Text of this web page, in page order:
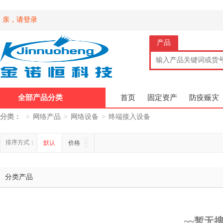
亲，请登录
产品
全部产品分类 首页 固定资产 防疫赈灾
分类： > 网络产品 > 网络设备 > 终端接入设备
排序方式： 默认 价格
分类产品